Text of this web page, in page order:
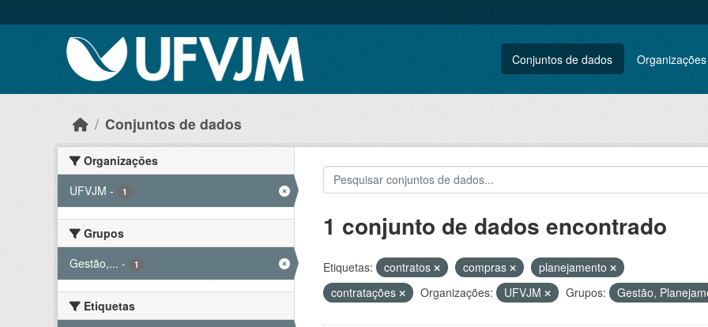
Conjuntos de dados Organizações
Conjuntos de dados
Organizações
UFVJM - 1
Grupos
Gestão,... - 1
Etiquetas
1 conjunto de dados encontrado
Etiquetas: contratos compras
planejamento
contratações
Organizações: UFVJM Grupos: Gestão,